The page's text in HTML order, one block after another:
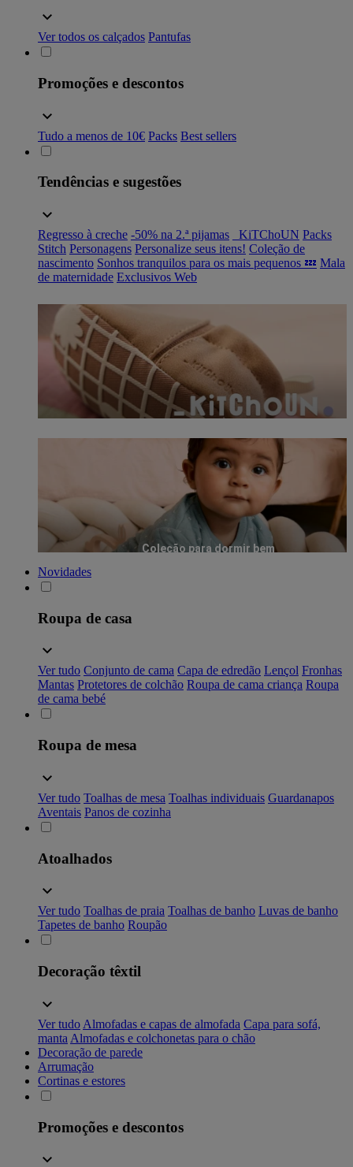
Ver todos os calçados Pantufas
Promoções e descontos
Tudo a menos de 10€ Packs Best sellers
Tendências e sugestões
Regresso à creche -50% na 2.ª pijamas _KiTChoUN Packs
Stitch Personagens Personalize seus itens! Coleção de
nascimento Sonhos tranquilos para os mais pequenos 💤 Mala
de maternidade Exclusivos Web
Coleção para dormir bem
Novidades
Roupa de casa
Ver tudo Conjunto de cama Capa de edredão Lençol Fronhas
Mantas Protetores de colchão Roupa de cama criança Roupa
de cama bebé
Roupa de mesa
Ver tudo Toalhas de mesa Toalhas individuais Guardanapos
Aventais Panos de cozinha
Atoalhados
Ver tudo Toalhas de praia Toalhas de banho Luvas de banho
Tapetes de banho Roupão
Decoração têxtil
Ver tudo Almofadas e capas de almofada Capa para sofá,
manta Almofadas e colchonetas para o chão
Decoração de parede
Arrumação
Cortinas e estores
Promoções e descontos